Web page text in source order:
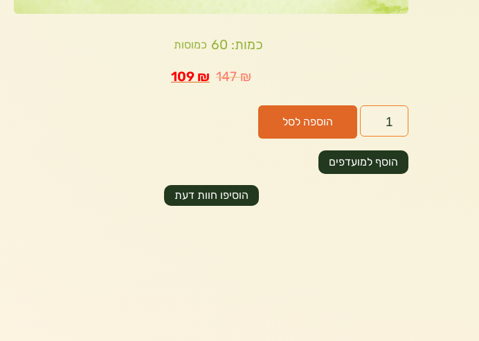
כמות: 60 כמוסות
147₪
109 ₪
הוספה לסל
הוסיפו חוות דעת
הוסף למועדפים